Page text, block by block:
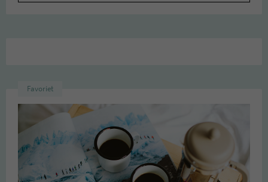
Favoriet